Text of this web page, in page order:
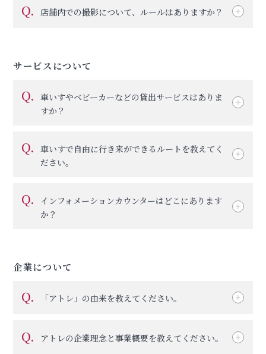
Q. 店舗内での撮影について、ルールはありますか？
サービスについて
Q.
車いすやベビーカーなどの貸出サービスはありま
すか？
Q.
車いすで自由に行き来ができるルートを教えてく
ださい。
Q.
インフォメーションカウンターはどこにあります
か？
企業について
Q. 「アトレ」の由来を教えてください。
Q. アトレの企業理念と事業概要を教えてください。